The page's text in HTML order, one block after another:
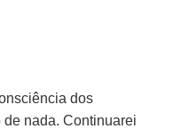
dos
nada. Continuarei